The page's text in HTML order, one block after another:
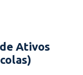
Ativos